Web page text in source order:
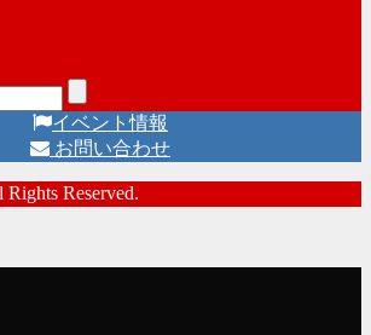
イベント情報
お問い合わせ
Reserved.